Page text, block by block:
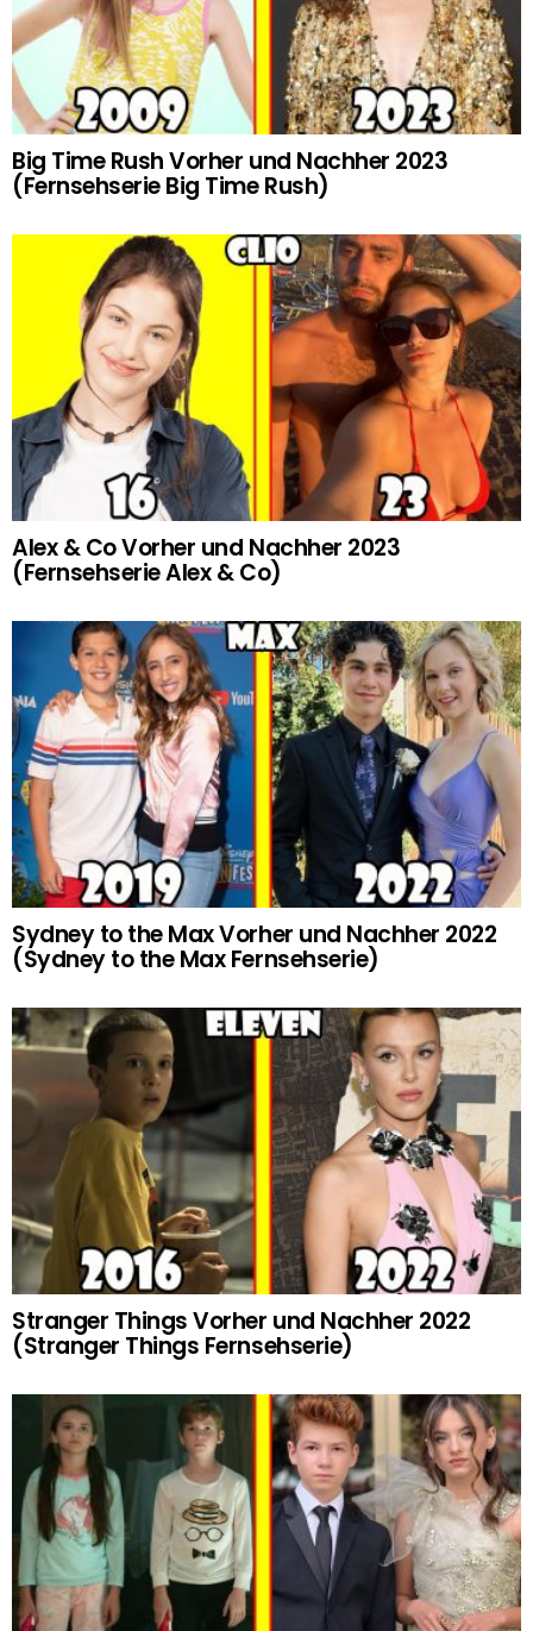
Big Time Rush Vorher und Nachher 2023
(Fernsehserie Big Time Rush)
Alex & Co Vorher und Nachher 2023
(Fernsehserie Alex & Co)
Sydney to the Max Vorher und Nachher 2022
(Sydney to the Max Fernsehserie)
Stranger Things Vorher und Nachher 2022
(Stranger Things Fernsehserie)